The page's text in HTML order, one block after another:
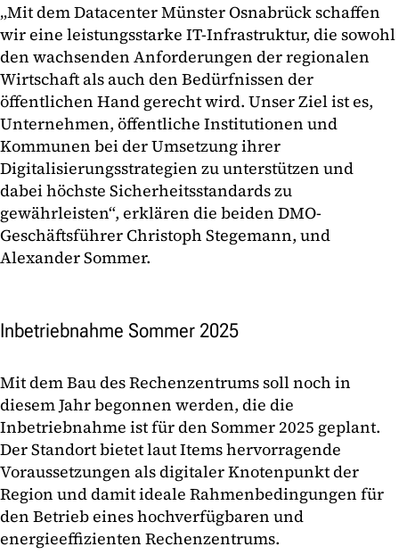
„Mit dem Datacenter Münster Osnabrück schaffen
wir eine leistungsstarke IT-Infrastruktur, die sowohl
den wachsenden Anforderungen der regionalen
Wirtschaft als auch den Bedürfnissen der
öffentlichen Hand gerecht wird. Unser Ziel ist es,
Unternehmen, öffentliche Institutionen und
Kommunen bei der Umsetzung ihrer
Digitalisierungsstrategien zu unterstützen und
dabei höchste Sicherheitsstandards zu
gewährleisten“, erklären die beiden DMO-
Geschäftsführer Christoph Stegemann, und
Alexander Sommer.
Inbetriebnahme Sommer 2025
Mit dem Bau des Rechenzentrums soll noch in
diesem Jahr begonnen werden, die die
Inbetriebnahme ist für den Sommer 2025 geplant.
Der Standort bietet laut Items hervorragende
Voraussetzungen als digitaler Knotenpunkt der
Region und damit ideale Rahmenbedingungen für
den Betrieb eines hochverfügbaren und
energieeffizienten Rechenzentrums.